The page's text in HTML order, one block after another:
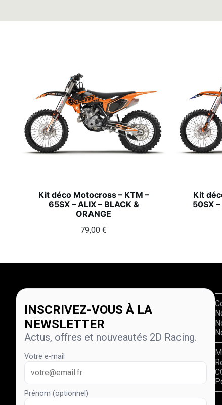
Kit déco Motocross – KTM –
65SX – ALIX – BLACK &
ORANGE
79,00€
Kit
50SX
INSCRIVEZ-VOUS À LA
NEWSLETTER
Actus, offres et nouveautés 2D Racing.
Votre e-mail
Prénom (optionnel)